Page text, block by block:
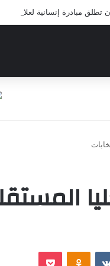
مبادرة إنسانية لعلاج أيتام
Odnoklassniki
‫Pocket